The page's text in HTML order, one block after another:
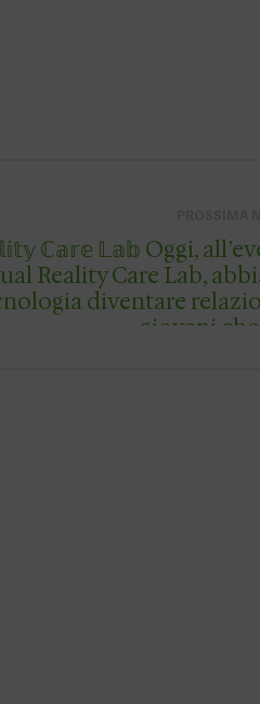
𝕃𝕒𝕓 Oggi, all’evento
Reality Care Lab,
diventare
giovani che